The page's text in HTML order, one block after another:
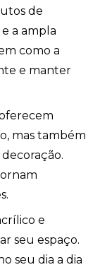
de
a ampla
como a
e manter
mas também
e
seu espaço.
seu dia a dia